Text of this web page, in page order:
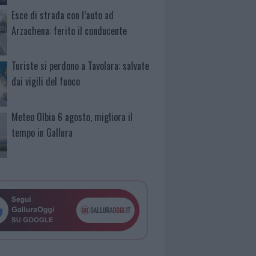
Esce di strada con l’auto ad
Arzachena: ferito il conducente
Turiste si perdono a Tavolara: salvate
dai vigili del fuoco
Meteo Olbia 6 agosto, migliora il
tempo in Gallura